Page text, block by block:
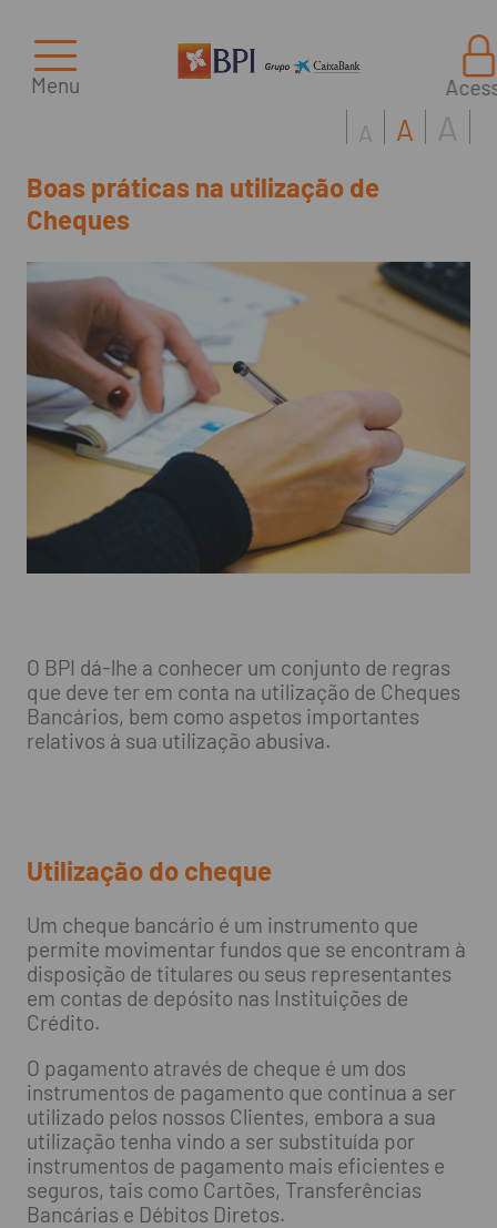
Menu
Boas práticas na utilização de
Cheques
A A A
O BPI dá-lhe a conhecer um conjunto de regras
que deve ter em conta na utilização de Cheques
Bancários, bem como aspetos importantes
relativos à sua utilização abusiva.
Utilização do cheque
Um cheque bancário é um instrumento que
permite movimentar fundos que se encontram à
disposição de titulares ou seus representantes
em contas de depósito nas Instituições de
Crédito.
O pagamento através de cheque é um dos
instrumentos de pagamento que continua a ser
utilizado pelos nossos Clientes, embora a sua
utilização tenha vindo a ser substituída por
instrumentos de pagamento mais eficientes e
seguros, tais como Cartões, Transferências
Bancárias e Débitos Diretos.